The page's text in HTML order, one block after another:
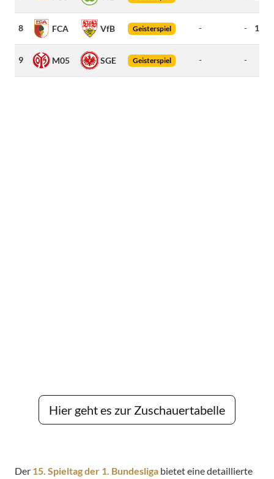
8 FCA VfB Geisterspiel - - 169
9 M05 SGE Geisterspiel - -
Hier geht es zur Zuschauertabelle
Der 15. Spieltag der 1. Bundesliga bietet eine detaillierte